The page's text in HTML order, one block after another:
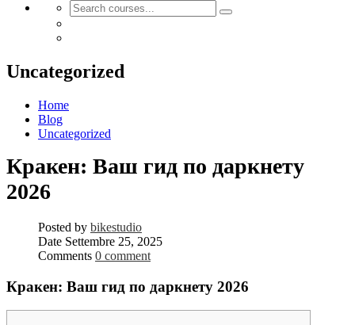
Uncategorized
Home
Blog
Uncategorized
Кракен: Ваш гид по даркнету
2026
Posted by bikestudio
Date Settembre 25, 2025
Comments 0 comment
Кракен: Ваш гид по даркнету 2026